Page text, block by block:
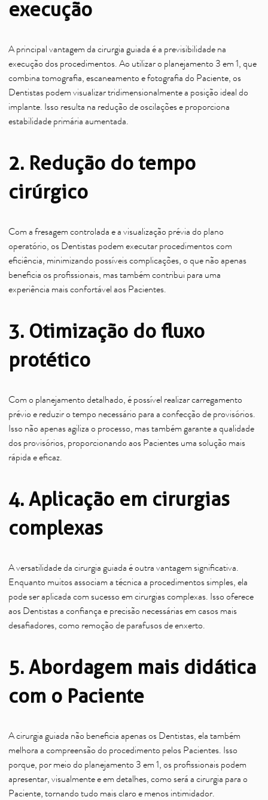
execução
A principal vantagem da cirurgia guiada é a previsibilidade na
execução dos procedimentos. Ao utilizar o planejamento 3 em 1, que
combina tomografia, escaneamento e fotografia do Paciente, os
Dentistas podem visualizar tridimensionalmente a posição ideal do
implante. Isso resulta na redução de oscilações e proporciona
estabilidade primária aumentada.
2. Redução do tempo
cirúrgico
Com a fresagem controlada e a visualização prévia do plano
operatório, os Dentistas podem executar procedimentos com
eficiência, minimizando possíveis complicações, o que não apenas
beneficia os profissionais, mas também contribui para uma
experiência mais confortável aos Pacientes.
3. Otimização do fluxo
protético
Com o planejamento detalhado, é possível realizar carregamento
prévio e reduzir o tempo necessário para a confecção de provisórios.
Isso não apenas agiliza o processo, mas também garante a qualidade
dos provisórios, proporcionando aos Pacientes uma solução mais
rápida e eficaz.
4. Aplicação em cirurgias
complexas
A versatilidade da cirurgia guiada é outra vantagem significativa.
Enquanto muitos associam a técnica a procedimentos simples, ela
pode ser aplicada com sucesso em cirurgias complexas. Isso oferece
aos Dentistas a confiança e precisão necessárias em casos mais
desafiadores, como remoção de parafusos de enxerto.
5. Abordagem mais didática
com o Paciente
A cirurgia guiada não beneficia apenas os Dentistas, ela também
melhora a compreensão do procedimento pelos Pacientes. Isso
porque, por meio do planejamento 3 em 1, os profissionais podem
apresentar, visualmente e em detalhes, como será a cirurgia para o
Paciente, tornando tudo mais claro e menos intimidador.